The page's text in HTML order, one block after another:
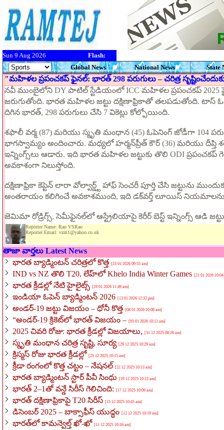
Sun 9 Aug 2026
Flash:
Global News
National News State
"మహిళల ప్రపంచకప్ ఫైనల్: భారత్ 298 పరుగులు – చరిత్ర
నవీ ముంబైలోని DY పాటిల్ స్టేడియంలో ICC మహిళల ప్రపంచకప్
జరుగుతోంది. భారత మహిళల జట్టు దక్షిణాఫ్రికాతో తలపడుతోంది. టాస్
దిగిన భారత్, 298 పరుగులు చేసి 7 వికెట్లు కోల్పోయింది.
శఫాలీ వర్మ (87) మరియు స్మృతి మంధాన (45) ఓపెనింగ్ జోడీగా 104
భాగస్వామ్యం అందించారు. మధ్యలో హర్మన్‌ప్రీత్ కౌర్ (36) మరియు దీప్తి
ఇన్నింగ్స్‌లు ఆడారు. ఇది భారత మహిళల జట్టుకు తొలి ODI ప్రపంచకప్
అవకాశంగా నిలుస్తోంది.
దక్షిణాఫ్రికా కెప్టెన్ లారా వోల్వార్డ్ట్ హాఫ్ సెంచరీ పూర్తి చేసి జట్టును
అంతరాయం కలిగించే అవకాశముంది, ఇది డక్‌వర్త్ లూయిస్ నియమాలను
జెమిమా రోడ్రిగ్స్, సెమీఫైనల్‌లో ఆస్ట్రేలియాపై కెరీర్ బెస్ట్ ఇన్నింగ్స్ ఆడి
Reporter Name: Rao VSRao
Reporter Email: vzm1@yahoo.co.uk
తాజా వార్తలు Latest News
భారత బ్యాడ్మింటన్ చరిత్రలో కొత్త [23 01 2026 09:55 am]
IND vs NZ తొలి T20, లేహ్‌లో Khelo India Winter Games [21 01 2026
భారత క్రీడల్లో నేటి హైలైట్స్ [19 01 2026 11:49 am]
ఇండియా ఓపెన్ బ్యాడ్మింటన్ 2026 [13 01 2026 12:32 pm]
అండర్-19 జట్టు విజయం – ధోనీ కొత్త [08 01 2026 10:08 am]
“అండర్-19 క్రికెట్‌లో భారత్ విజయం – [05 01 2026 10:11 am]
2025 చివరి రోజు: భారత క్రీడల్లో విజయాలు, [31 12 2025 08:26 am]
స్మృతి మంధాన చరిత్ర సృష్టి, సూర్య [29 12 2025 10:29 am]
క్రిస్మస్‌ రోజు భారత క్రీడల్లో [25 12 2025 10:15 am]
క్రీడా రంగంలో కొత్త చట్టం – నేషనల్ [22 12 2025 10:13 am]
భారత బ్యాడ్మింటన్ స్టార్ పీవీ సింధు [19 12 2025 10:13 am]
భారత్ 2–1తో వన్డే సిరీస్ గెలిచింది: [17 12 2025 10:09 am]
భారత్ దక్షిణాఫ్రికాపై T20 సిరీస్ [15 12 2025 10:45 am]
డిసెంబర్ 2025 – బాక్సాఫీస్ యుద్ధం [12 12 2025 10:19 am]
భారత్‌లో కామన్వెల్త్ ఖో-ఖో [11 12 2025 10:16 am]